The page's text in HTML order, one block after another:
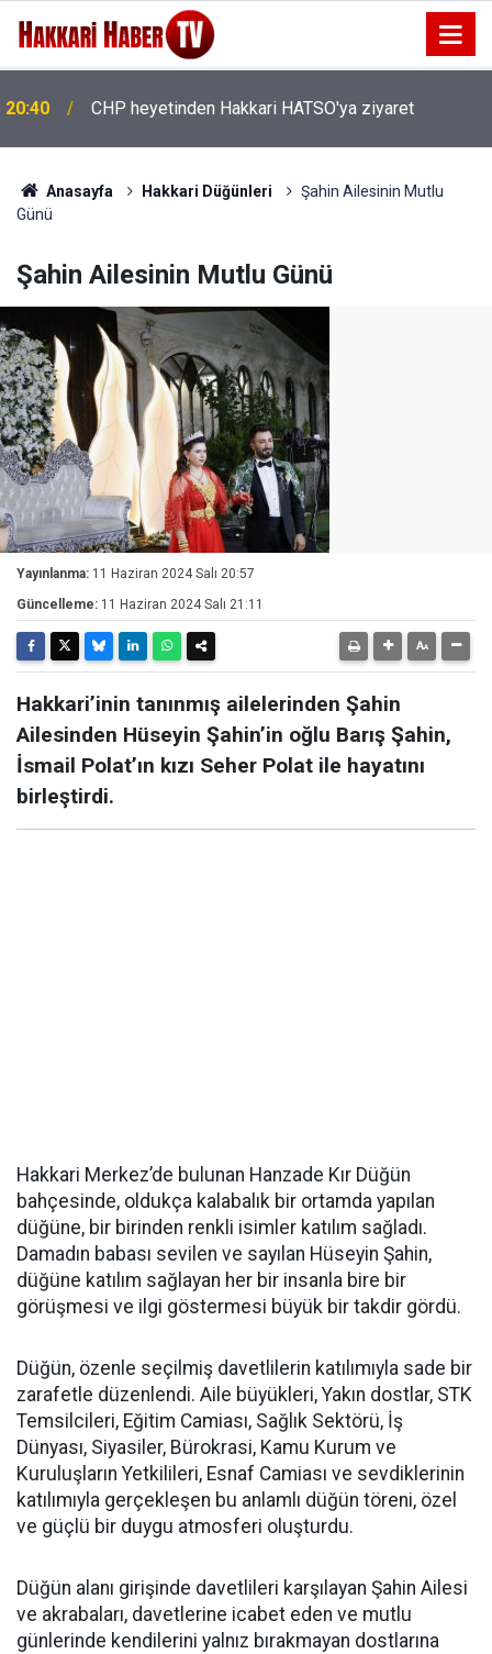
20:40
CHP heyetinden Hakkari HATSO'ya ziyaret
20:36
İhtiyaç Sahibi Engellilere umut olan bağış
Anasayfa Hakkari Düğünleri
Şahin Ailesinin Mutlu
Günü
Şahin Ailesinin Mutlu Günü
Yayınlanma: 11 Haziran 2024 Salı 20:57
Güncelleme: 11 Haziran 2024 Salı 21:11
Hakkari’inin tanınmış ailelerinden Şahin
Ailesinden Hüseyin Şahin’in oğlu Barış Şahin,
İsmail Polat’ın kızı Seher Polat ile hayatını
birleştirdi.
Hakkari Merkez’de bulunan Hanzade Kır Düğün
bahçesinde, oldukça kalabalık bir ortamda yapılan
düğüne, bir birinden renkli isimler katılım sağladı.
Damadın babası sevilen ve sayılan Hüseyin Şahin,
düğüne katılım sağlayan her bir insanla bire bir
görüşmesi ve ilgi göstermesi büyük bir takdir gördü.
Düğün, özenle seçilmiş davetlilerin katılımıyla sade bir
zarafetle düzenlendi. Aile büyükleri, Yakın dostlar, STK
Temsilcileri, Eğitim Camiası, Sağlık Sektörü, İş
Dünyası, Siyasiler, Bürokrasi, Kamu Kurum ve
Kuruluşların Yetkilileri, Esnaf Camiası ve sevdiklerinin
katılımıyla gerçekleşen bu anlamlı düğün töreni, özel
ve güçlü bir duygu atmosferi oluşturdu.
Düğün alanı girişinde davetlileri karşılayan Şahin Ailesi
ve akrabaları, davetlerine icabet eden ve mutlu
günlerinde kendilerini yalnız bırakmayan dostlarına